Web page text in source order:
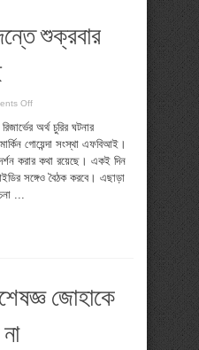
শুক্রবার
Offon
চুরির
ঘটনা
তদন্তে
আসছে
এফবিআই
অর্থ চুরির ঘটনার
গোয়েন্দা সংস্থা এফবিআই।
করার কথা রয়েছে। একই দিন
সঙ্গেও বৈঠক করবে। এছাড়া
...
জোহাকে